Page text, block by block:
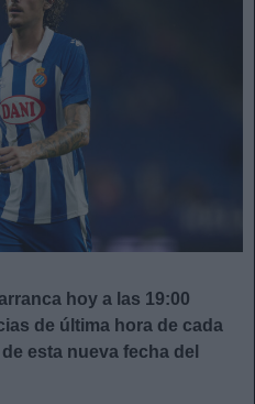
hoy a las 19:00
de última hora de cada
esta nueva fecha del